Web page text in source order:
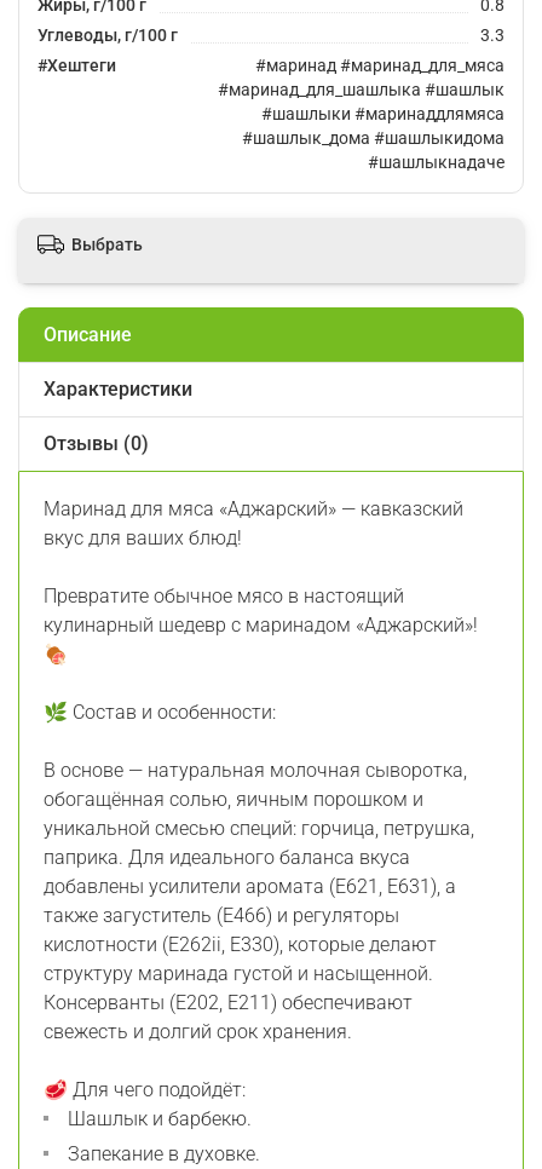
Жиры, г/100 г
0.8
Углеводы, г/100 г
3.3
#Хештеги
#маринад #маринад_для_мяса
#маринад_для_шашлыка #шашлык
#шашлыки #маринаддлямяса
#шашлык_дома #шашлыкидома
#шашлыкнадаче
Выбрать
Описание
Характеристики
Отзывы (0)
Маринад для мяса «Аджарский» — кавказский
вкус для ваших блюд!
Превратите обычное мясо в настоящий
кулинарный шедевр с маринадом «Аджарский»!
🍖
🌿 Состав и особенности:
В основе — натуральная молочная сыворотка,
обогащённая солью, яичным порошком и
уникальной смесью специй: горчица, петрушка,
паприка. Для идеального баланса вкуса
добавлены усилители аромата (Е621, Е631), а
также загуститель (Е466) и регуляторы
кислотности (Е262ii, Е330), которые делают
структуру маринада густой и насыщенной.
Консерванты (Е202, Е211) обеспечивают
свежесть и долгий срок хранения.
🥩 Для чего подойдёт:
Шашлык и барбекю.
Запекание в духовке.